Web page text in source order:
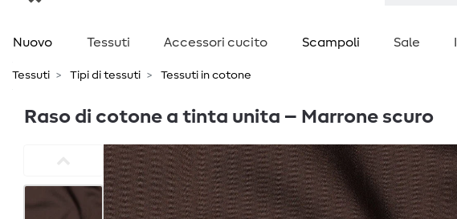
Nuovo Tessuti Accessori cucito Scampoli Sale
Tessuti Tipi di tessuti Tessuti in cotone
Raso di cotone a tinta unita – Marrone scuro